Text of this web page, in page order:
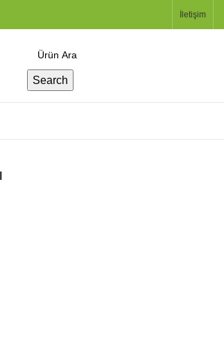
İletişim
Search